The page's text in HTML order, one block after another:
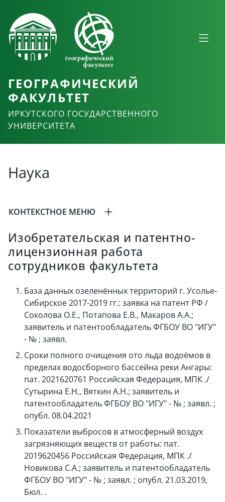
ГЕОГРАФИЧЕСКИЙ
ФАКУЛЬТЕТ
ИРКУТСКОГО ГОСУДАРСТВЕННОГО
УНИВЕРСИТЕТА
Наука
КОНТЕКСТНОЕ МЕНЮ
Изобретательская и патентно-
лицензионная работа
сотрудников факультета
База данных озеленённых территорий г. Усолье-
Сибирское 2017-2019 гг.: заявка на патент РФ /
Соколова О.Е., Потапова Е.В., Макаров А.А.;
заявитель и патентообладатель ФГБОУ ВО "ИГУ"
- № ; заявл.
Сроки полного очищения ото льда водоёмов в
пределах водосборного бассейна реки Ангары:
пат. 2021620761 Российская Федерация, МПК ./
Сутырина Е.Н., Вяткин А.Н.; заявитель и
патентообладатель ФГБОУ ВО "ИГУ" - № ; заявл. ;
опубл. 08.04.2021
Показатели выбросов в атмосферный воздух
загрязняющих веществ от работы: пат.
2019620456 Российская Федерация, МПК ./
Новикова С.А.; заявитель и патентообладатель
ФГБОУ ВО "ИГУ" - № ; заявл. ; опубл. 21.03.2019,
Бюл. .